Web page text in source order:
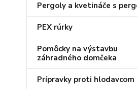
Pergoly a kvetináče s
PEX rúrky
Pomôcky na výstavbu
záhradného domčeka
Prípravky proti hlodavcom